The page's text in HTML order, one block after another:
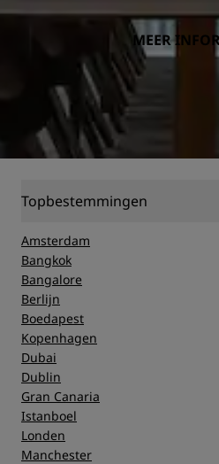
MEER
Topbestemmingen
Amsterdam
Bangkok
Bangalore
Berlijn
Boedapest
Kopenhagen
Dubai
Dublin
Gran Canaria
Istanboel
Londen
Manchester